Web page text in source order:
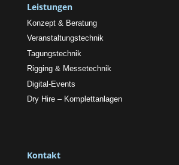
Leistungen
Konzept & Beratung
Veranstaltungstechnik
Tagungstechnik
Rigging & Messetechnik
Digital-Events
Dry Hire – Komplettanlagen
Kontakt